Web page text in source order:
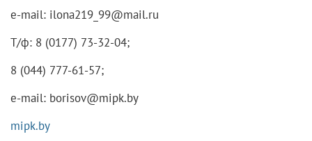
е-mail: ilona219_99@mail.ru
Т/ф: 8 (0177) 73-32-04;
8 (044) 777-61-57;
е-mail: borisov@mipk.by
mipk.by